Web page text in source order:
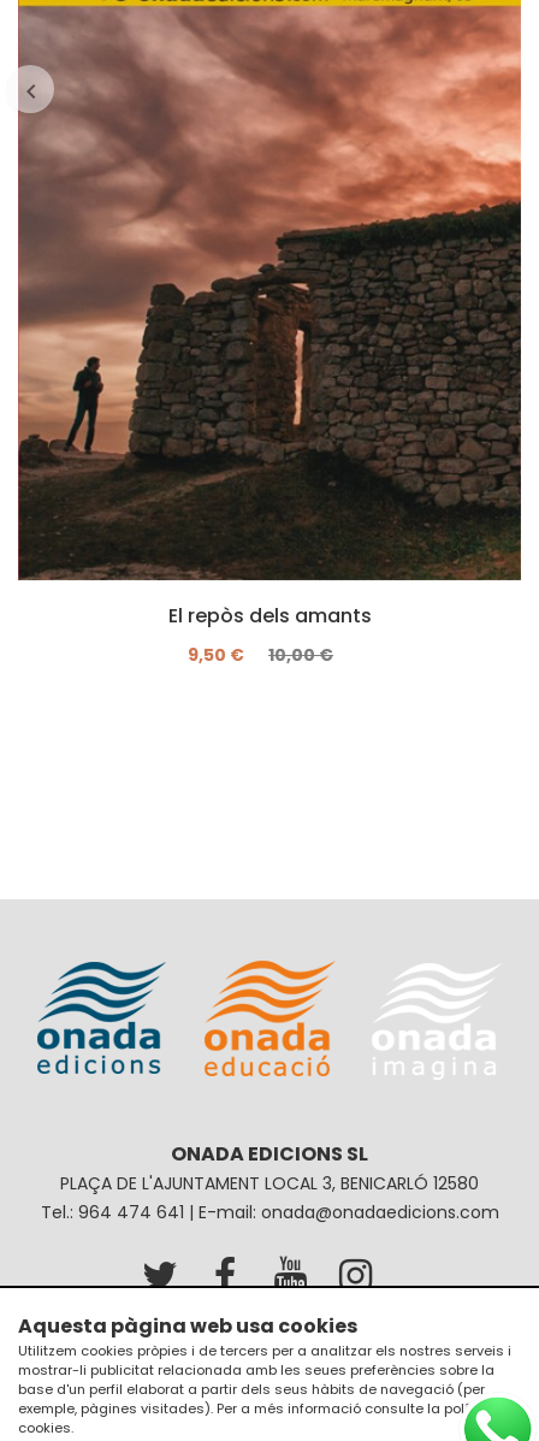
El repòs dels amants
9,50 € 10,00 €
ONADA EDICIONS SL
PLAÇA DE L'AJUNTAMENT LOCAL 3, BENICARLÓ 12580
Tel.: 964 474 641 | E-mail: onada@onadaedicions.com
Avís legal
Política de privacitat
Política de galetes
Condicions de compra
Aquesta pàgina web usa cookies
Utilitzem cookies pròpies i de tercers per a analitzar els nostres serveis i
mostrar-li publicitat relacionada amb les seues preferències sobre la
base d'un perfil elaborat a partir dels seus hàbits de navegació (per
exemple, pàgines visitades). Per a més informació consulte la política de
cookies.